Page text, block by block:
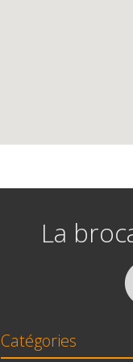
La
Catégories